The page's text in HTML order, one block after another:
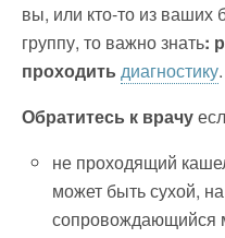
вы, или кто-то из ваших
группу, то важно знать:
проходить диагностику.
Обратитесь к врачу
не проходящий
может быть сухой,
сопровождающийся